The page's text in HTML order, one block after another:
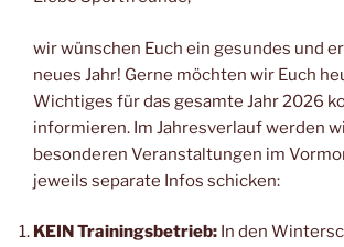
wir wünschen Euch ein gesundes und
neues Jahr! Gerne möchten wir Euch
Wichtiges für das gesamte Jahr 2026
informieren. Im Jahresverlauf werden
besonderen Veranstaltungen im
jeweils separate Infos schicken:
KEIN Trainingsbetrieb: In den